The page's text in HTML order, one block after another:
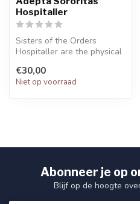
Hospitaller
Sisters of the Orders
Hospitaller are the physical
...
€30,00
Niet op voorraad
Abonneer je op
Blijf op de hoogte